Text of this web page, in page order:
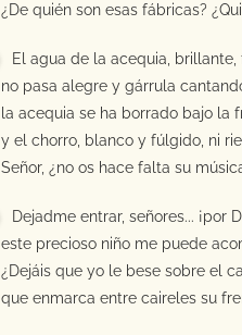
¿De quién son esas fábricas?
El agua de la acequia, brillante,
no pasa alegre y gárrula
la acequia se ha borrado bajo la
y el chorro, blanco y fúlgido, ni
Señor, ¿no os hace falta su
Dejadme entrar, señores... ¡por
este precioso niño me puede
¿Dejáis que yo le bese sobre el
que enmarca entre caireles su